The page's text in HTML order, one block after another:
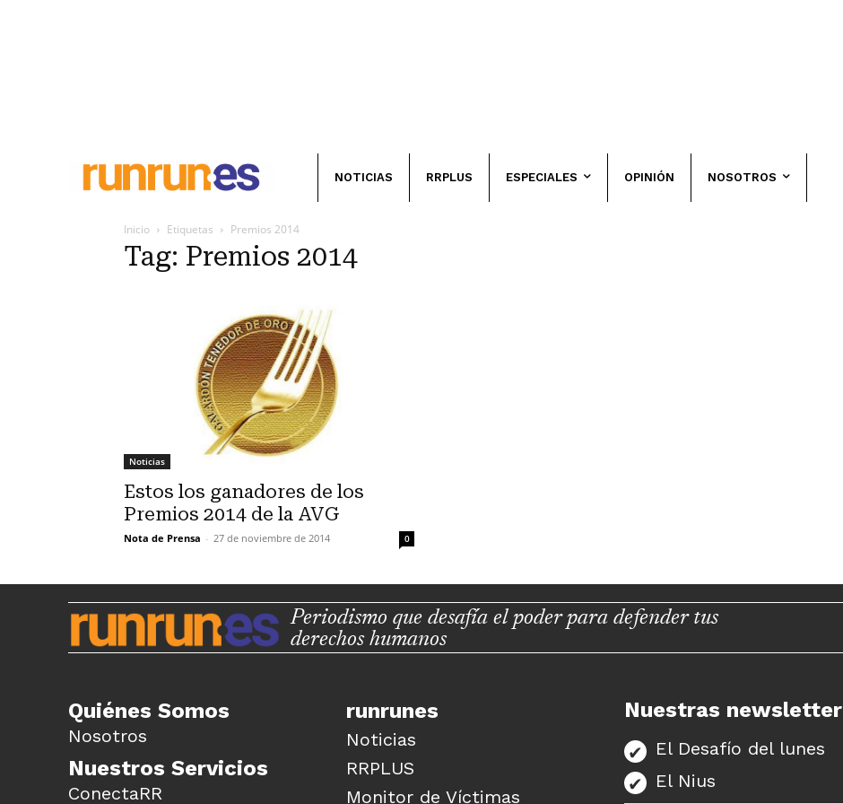
NOTICIAS RRPLUS ESPECIALES OPINIÓN NOSOTROS
Inicio Etiquetas Premios 2014
Tag: Premios 2014
Noticias
Estos los ganadores de los
Premios 2014 de la AVG
Nota de Prensa - 27 de noviembre de 2014 0
Periodismo que desafía el poder para defender tus
derechos humanos
Quiénes Somos
Nosotros
Nuestros Servicios
ConectaRR
runrunes
Noticias
RRPLUS
Monitor de Víctimas
Nuestras newsletter
El Desafío del lunes
El Nius